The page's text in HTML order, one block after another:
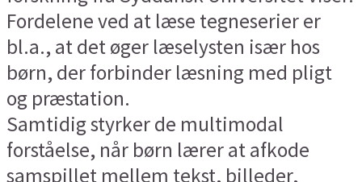
Fordelene ved at læse tegneserier er
bl.a., at det øger læselysten især hos
børn, der forbinder læsning med pligt
og præstation.
Samtidig styrker de multimodal
forståelse, når børn lærer at afkode
samspillet mellem tekst, billeder,